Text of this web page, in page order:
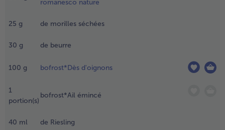
- 5 € à l’achat de 7 menus au choix
romanesco nature
25 g de morilles séchées
30 g de beurre
100 g bofrost*Dès d'oignons
1
portion(s)
bofrost*Ail émincé
40 ml de Riesling
le trio
de